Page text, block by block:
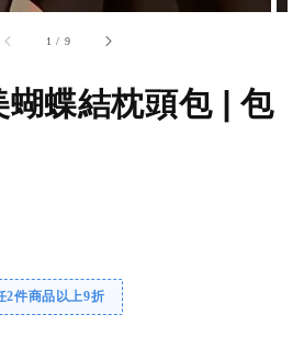
1 / 9
蝴蝶結枕頭包 | 包
2件商品以上9折